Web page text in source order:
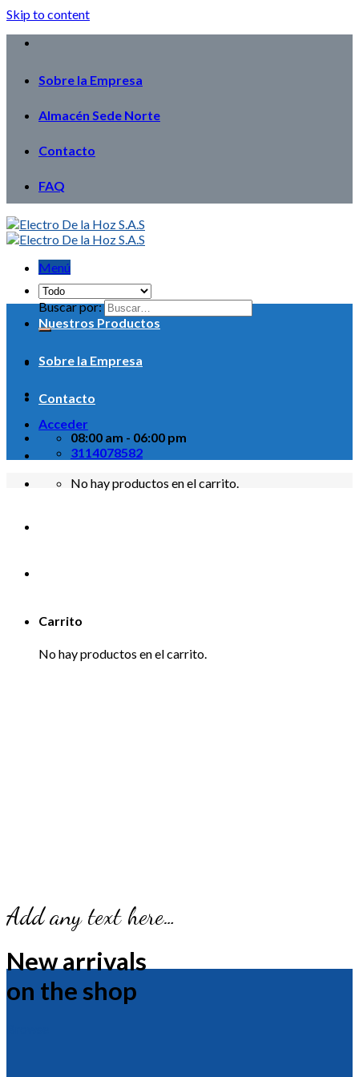
Skip to content
Sobre la Empresa
Almacén Sede Norte
Contacto
FAQ
Menú
Buscar por:
Acceder
No hay productos en el carrito.
Carrito
No hay productos en el carrito.
Nuestros Productos
Sobre la Empresa
Contacto
08:00 am - 06:00 pm
3114078582
Add any text here…
New arrivals
on the shop